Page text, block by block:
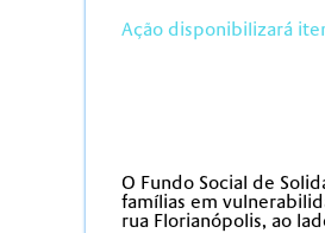
Ação disponibilizará
O Fundo Social de
famílias em
rua Florianópolis, ao